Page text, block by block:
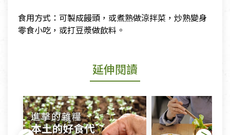
​食用方式：可製成饅頭，或煮熟做涼拌菜，炒熟變身
零食小吃，或打豆漿做飲料。
延伸閱讀